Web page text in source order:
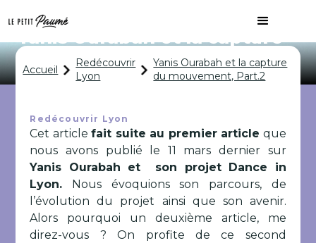
Yanis Ourabah et la capture
du mouvement, Part.2
Accueil
Redécouvrir
Lyon
Yanis Ourabah et la capture
du mouvement, Part.2
Redécouvrir Lyon
Cet articlefait suite au premier article que
nous avons publié le 11 mars dernier sur
Yanis Ourabah et son projet Dance in
Lyon. Nous évoquions son parcours, de
l’évolution du projet ainsi que son avenir.
Alors pourquoi un deuxième article, me
direz-vous ? On profite de ce second